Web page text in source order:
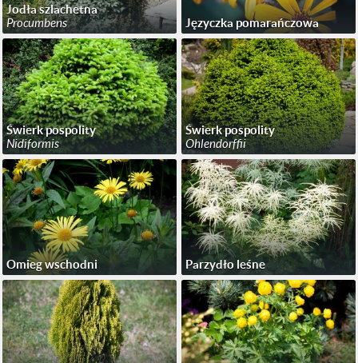
Jodła szlachetna
Procumbens
Języczka pomarańczowa
Świerk pospolity
Nidiformis
Świerk pospolity
Ohlendorffii
Omieg wschodni Parzydło leśne